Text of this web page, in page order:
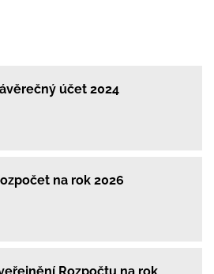
účet 2024
na rok 2026